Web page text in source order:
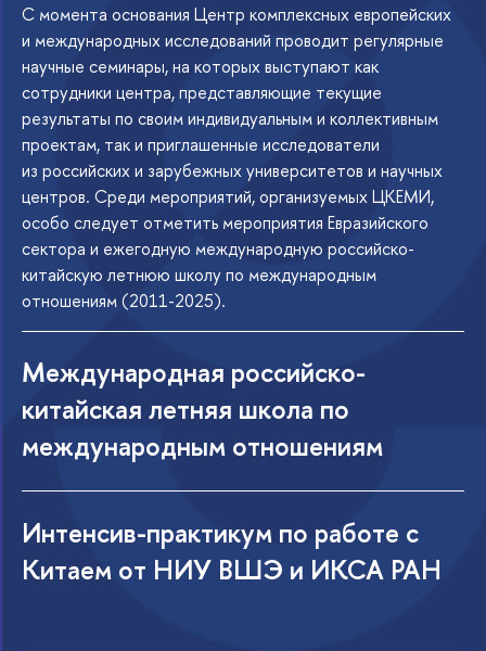
С момента основания Центр комплексных европейских
и международных исследований проводит регулярные
научные семинары, на которых выступают как
сотрудники центра, представляющие текущие
результаты по своим индивидуальным и коллективным
проектам, так и приглашенные исследователи
из российских и зарубежных университетов и научных
центров. Среди мероприятий, организуемых ЦКЕМИ,
особо следует отметить мероприятия Евразийского
сектора и ежегодную международную российско-
китайскую летнюю школу по международным
отношениям (2011-2025).
Международная российско-
китайская летняя школа по
международным отношениям
Интенсив-практикум по работе с
Китаем от НИУ ВШЭ и ИКСА РАН